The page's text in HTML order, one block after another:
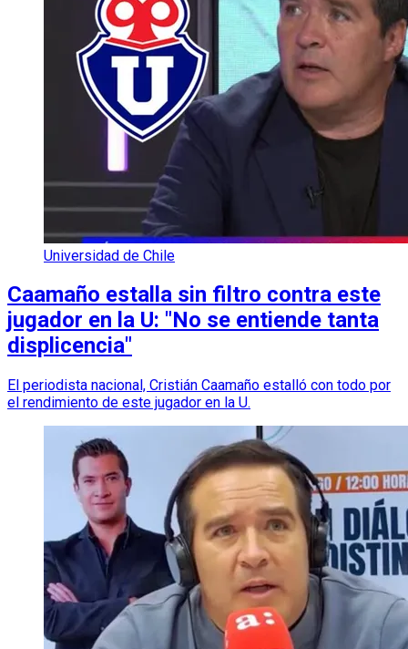
Universidad de Chile
Caamaño estalla sin filtro contra este
jugador en la U: "No se entiende tanta
displicencia"
El periodista nacional, Cristián Caamaño estalló con todo por
el rendimiento de este jugador en la U.